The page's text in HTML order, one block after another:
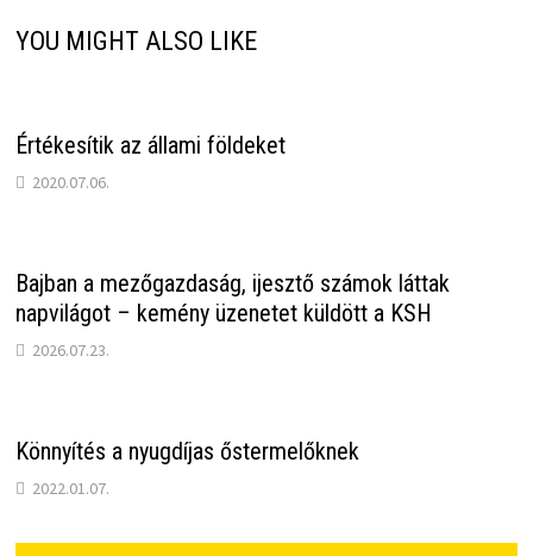
YOU MIGHT ALSO LIKE
Értékesítik az állami földeket
2020.07.06.
Bajban a mezőgazdaság, ijesztő számok láttak
napvilágot – kemény üzenetet küldött a KSH
2026.07.23.
Könnyítés a nyugdíjas őstermelőknek
2022.01.07.